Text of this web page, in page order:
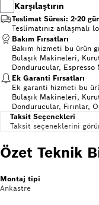
Karşılaştırın
Teslimat Süresi: 2-20
Teslimatınız anlaşmalı
Bakım Fırsatları
Bakım hizmeti bu ürün
Bulaşık Makineleri,
Dondurucular,
Ek Garanti Fırsatları
Ek garanti hizmeti bu
Bulaşık Makineleri,
Dondurucular, Fırınlar,
Taksit Seçenekleri
Taksit seçeneklerini
Özet Teknik
Montaj tipi
Ankastre